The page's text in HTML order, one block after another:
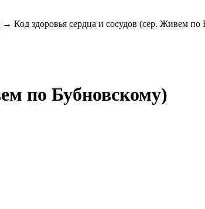
→ Код здоровья сердца и сосудов (сер. Живем по
по Бубновскому)